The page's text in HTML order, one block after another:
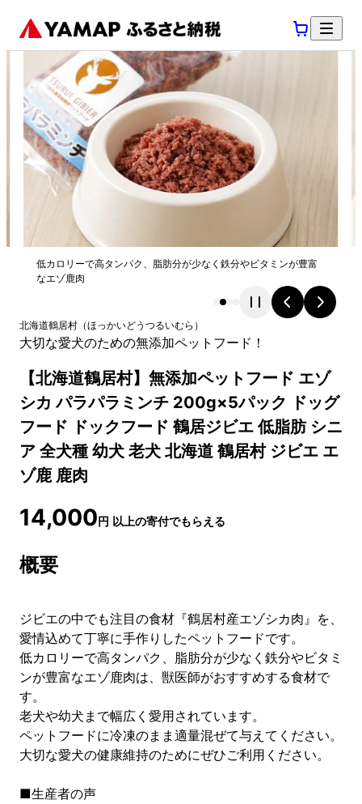
低カロリーで高タンパク、脂肪分が少なく鉄分やビタミンが豊富
なエゾ鹿肉
北海道鶴居村 （ほっかいどう つるいむら ）
大切な愛犬のための無添加ペットフード！
【北海道鶴居村】無添加ペットフード エゾ
シカ パラパラミンチ 200g×5パック ドッグ
フード ドックフード 鶴居ジビエ 低脂肪 シニ
ア 全犬種 幼犬 老犬 北海道 鶴居村 ジビエ エ
ゾ鹿 鹿肉
14,000円 以上の寄付でもらえる
概要
ジビエの中でも注目の食材『鶴居村産エゾシカ肉』を、
愛情込めて丁寧に手作りしたペットフードです。
低カロリーで高タンパク、脂肪分が少なく鉄分やビタミ
ンが豊富なエゾ鹿肉は、獣医師がおすすめする食材で
す。
老犬や幼犬まで幅広く愛用されています。
ペットフードに冷凍のまま適量混ぜて与えてください。
大切な愛犬の健康維持のためにぜひご利用ください。
■生産者の声